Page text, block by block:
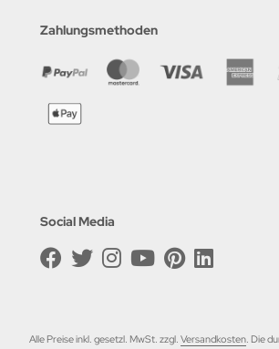
Zahlungsmethoden
Social Media
Alle Preise inkl. gesetzl. MwSt. zzgl. Versandkosten. Die